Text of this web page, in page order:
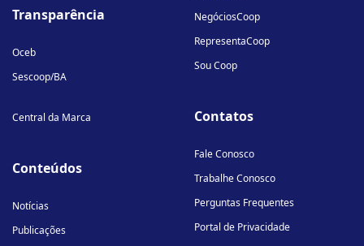
Transparência
Oceb
Sescoop/BA
Central da Marca
Conteúdos
Notícias
Publicações
NegóciosCoop
RepresentaCoop
Sou Coop
Contatos
Fale Conosco
Trabalhe Conosco
Perguntas Frequentes
Portal de Privacidade